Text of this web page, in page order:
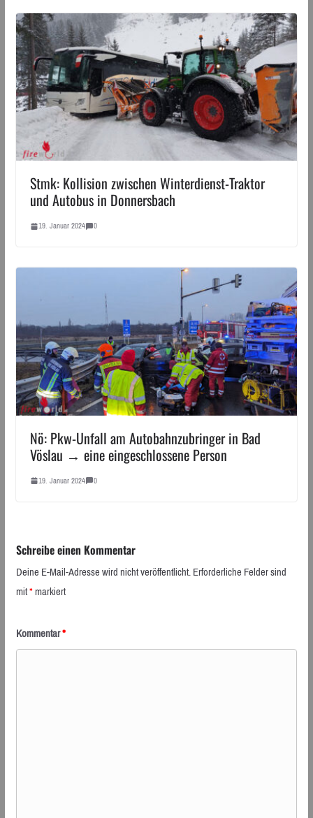
Stmk: Kollision zwischen Winterdienst-Traktor
und Autobus in Donnersbach
19. Januar 2024 0
Nö: Pkw-Unfall am Autobahnzubringer in Bad
Vöslau → eine eingeschlossene Person
19. Januar 2024 0
Schreibe einen Kommentar
Deine E-Mail-Adresse wird nicht veröffentlicht.Erforderliche Felder sind
mit*markiert
Kommentar*